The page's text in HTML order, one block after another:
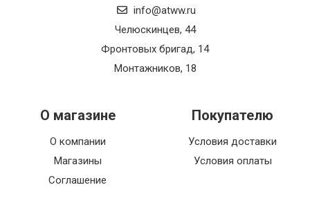
info@atww.ru
Челюскинцев, 44
Фронтовых бригад, 14
Монтажников, 18
О магазине
О компании
Магазины
Соглашение
Покупателю
Условия доставки
Условия оплаты